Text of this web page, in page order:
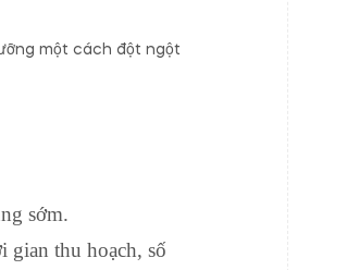
một cách đột ngột
sớm.
gian thu hoạch, số